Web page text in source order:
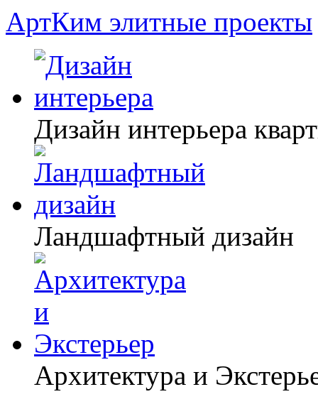
АртКим элитные проекты
Дизайн интерьера
Ландшафтный дизайн
Архитектура и